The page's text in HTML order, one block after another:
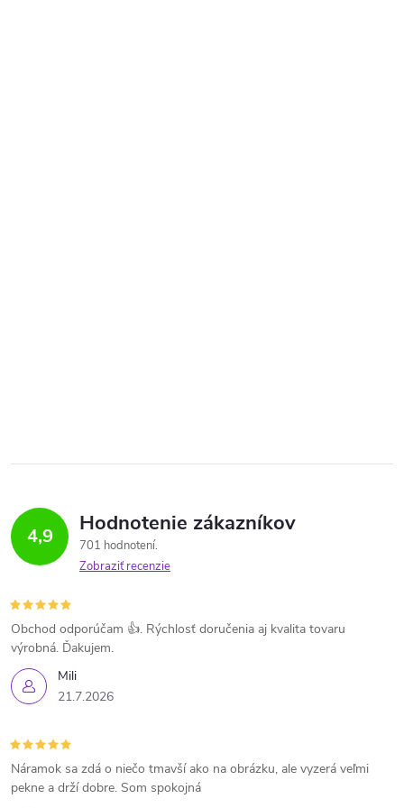
4,9 Hodnotenie zákazníkov
701 hodnotení
Zobraziť recenzie
Mili
21.7.2026
Obchod odporúčam 👍. Rýchlosť doručenia aj kvalita tovaru
výrobná. Ďakujem.
Náramok sa zdá o niečo tmavší ako na obrázku, ale vyzerá veľmi
pekne a drží dobre. Som spokojná